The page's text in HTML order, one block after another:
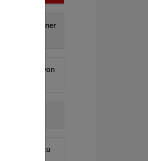
Diebstahl von
blieb zu